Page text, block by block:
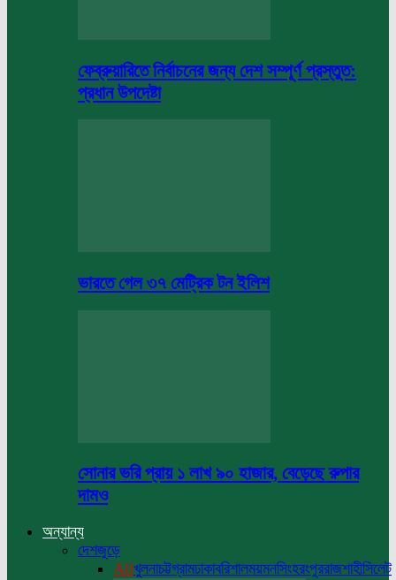
ফেব্রুয়ারিতে নির্বাচনের জন্য দেশ সম্পূর্ণ প্রস্তুত:
প্রধান উপদেষ্টা
ভারতে গেল ৩৭ মেট্রিক টন ইলিশ
সোনার ভরি প্রায় ১ লাখ ৯০ হাজার, বেড়েছে রুপার
দামও
অন্যান্য
দেশজুড়ে
Allখুলনাচট্টগ্রামঢাকাবরিশালময়মনসিংহরংপুররাজশাহীসিলেট